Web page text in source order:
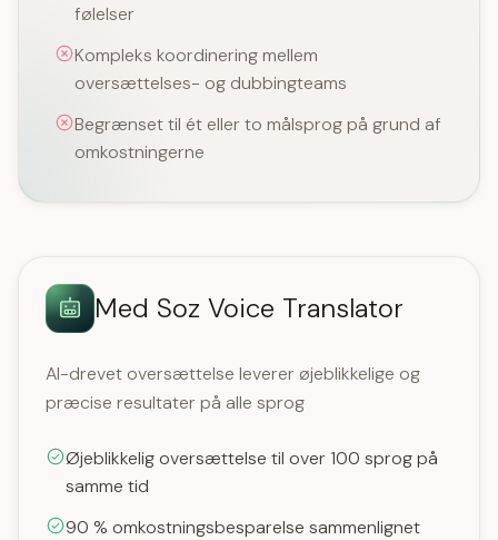
følelser
Kompleks koordinering mellem
oversættelses- og dubbingteams
Begrænset til ét eller to målsprog på grund af
omkostningerne
Med Soz Voice Translator
AI-drevet oversættelse leverer øjeblikkelige og
præcise resultater på alle sprog
Øjeblikkelig oversættelse til over 100 sprog på
samme tid
90 % omkostningsbesparelse sammenlignet